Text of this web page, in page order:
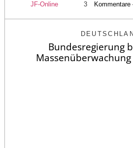
JF-Online 3
Bundesregierung